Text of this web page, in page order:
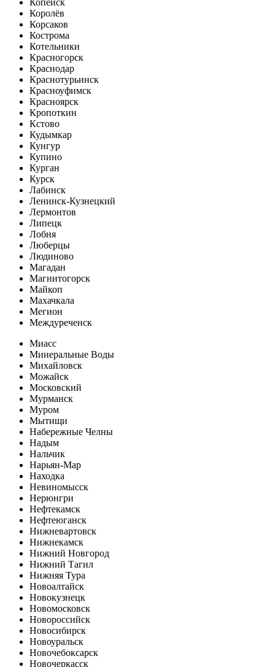
Королёв
Корсаков
Кострома
Котельники
Красногорск
Краснодар
Краснотурьинск
Красноуфимск
Красноярск
Кропоткин
Кстово
Кудымкар
Кунгур
Купино
Курган
Курск
Лабинск
Ленинск-Кузнецкий
Лермонтов
Липецк
Лобня
Люберцы
Людиново
Магадан
Магнитогорск
Майкоп
Махачкала
Мегион
Междуреченск
Миасс
Минеральные Воды
Михайловск
Можайск
Московский
Мурманск
Муром
Мытищи
Набережные Челны
Надым
Нальчик
Нарьян-Мар
Находка
Невиномысск
Нерюнгри
Нефтекамск
Нефтеюганск
Нижневартовск
Нижнекамск
Нижний Новгород
Нижний Тагил
Нижняя Тура
Новоалтайск
Новокузнецк
Новомосковск
Новороссийск
Новосибирск
Новоуральск
Новочебоксарск
Новочеркасск